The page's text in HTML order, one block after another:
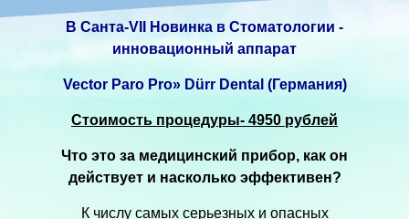
В Санта-VII Новинка в Стоматологии -
инновационный аппарат
Vector Paro Pro» Dürr Dental (Германия)
Стоимость процедуры- 4950 рублей
Что это за медицинский прибор, как он
действует и насколько эффективен?
К числу самых серьезных и опасных